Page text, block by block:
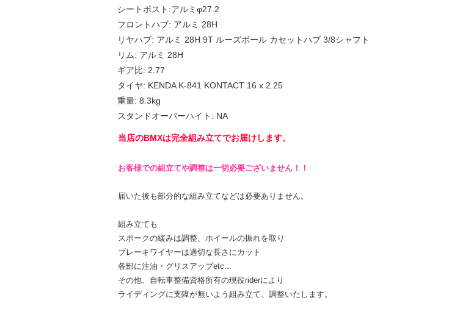
シートポスト:アルミφ27.2
フロントハブ: アルミ 28H
リヤハブ: アルミ 28H 9T ルーズボール カセットハブ 3/8シャフト
リム: アルミ 28H
ギア比: 2.77
タイヤ: KENDA K-841 KONTACT 16 x 2.25
重量: 8.3kg
スタンドオーバーハイト: NA
当店のBMXは完全組み立てでお届けします。
お客様での組立てや調整は一切必要ございません！！
届いた後も部分的な組み立てなどは必要ありません。
組み立ても
スポークの緩みは調整、ホイールの振れを取り
ブレーキワイヤーは適切な長さにカット
各部に注油・グリスアップetc...
その他、自転車整備資格所有の現役riderにより
ライディングに支障が無いよう組み立て、調整いたします。